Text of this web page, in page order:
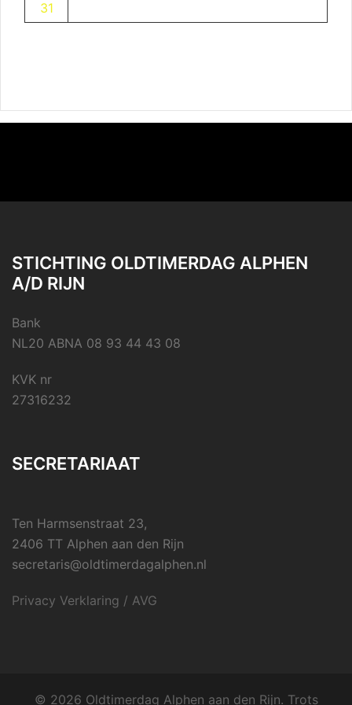
31
STICHTING OLDTIMERDAG ALPHEN
A/D RIJN
Bank
NL20 ABNA 08 93 44 43 08
KVK nr
27316232
SECRETARIAAT
Ten Harmsenstraat 23,
2406 TT Alphen aan den Rijn
secretaris@oldtimerdagalphen.nl
Privacy Verklaring / AVG
© 2026 Oldtimerdag Alphen aan den Rijn. Trots